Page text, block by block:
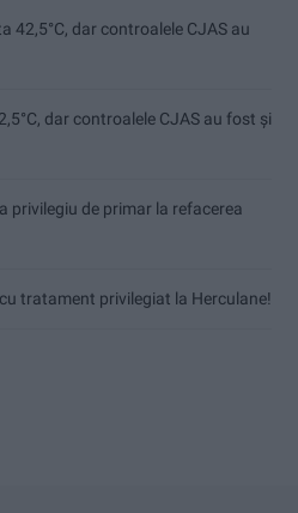
42,5°C, dar controalele CJAS au
dar controalele CJAS au fost și
privilegiu de primar la refacerea
tratament privilegiat la Herculane!